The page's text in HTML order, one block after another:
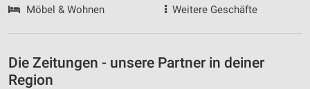
Möbel & Wohnen
Weitere Geschäfte
Die Zeitungen - unsere Partner in deiner
Region